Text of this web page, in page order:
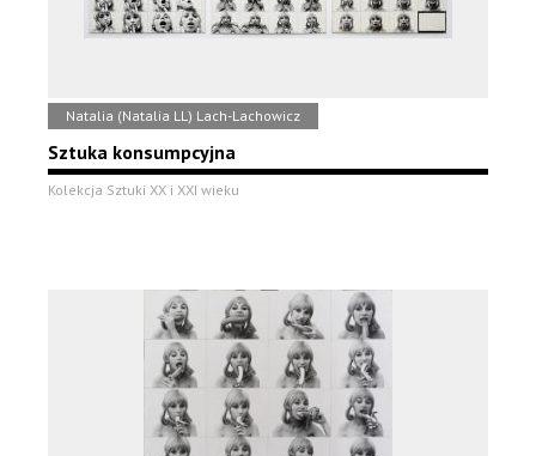
Natalia (Natalia LL) Lach-Lachowicz
Sztuka konsumpcyjna
Kolekcja Sztuki XX i XXI wieku